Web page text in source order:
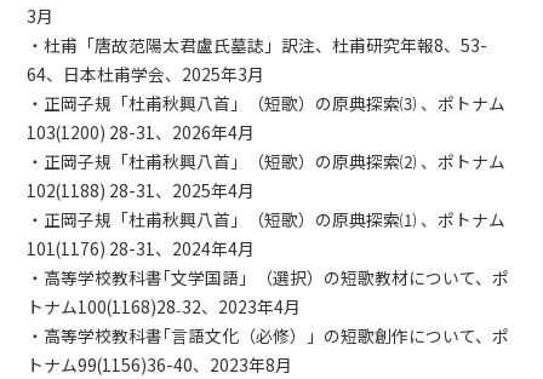
3月
・杜甫「唐故范陽太君盧氏墓誌」訳注、杜甫研究年報8、53-
64、日本杜甫学会、2025年3月
・正岡子規「杜甫秋興八首」（短歌）の原典探索⑶ 、ポトナム
103(1200) 28-31、2026年4月
・正岡子規「杜甫秋興八首」（短歌）の原典探索⑵ 、ポトナム
102(1188) 28-31、2025年4月
・正岡子規「杜甫秋興八首」（短歌）の原典探索⑴ 、ポトナム
101(1176) 28-31、2024年4月
・高等学校教科書｢文学国語」（選択）の短歌教材について、ポ
トナム100(1168)28₋32、2023年4月
・高等学校教科書｢言語文化（必修）」の短歌創作について、ポ
トナム99(1156)36-40、2023年8月